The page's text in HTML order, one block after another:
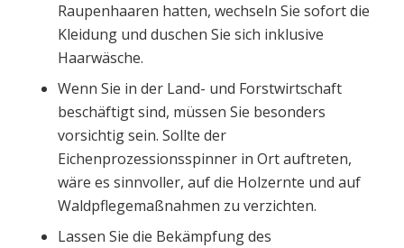
Raupenhaaren hatten, wechseln Sie sofort die
Kleidung und duschen Sie sich inklusive
Haarwäsche.
Wenn Sie in der Land- und Forstwirtschaft
beschäftigt sind, müssen Sie besonders
vorsichtig sein. Sollte der
Eichenprozessionsspinner in Ort auftreten,
wäre es sinnvoller, auf die Holzernte und auf
Waldpflegemaßnahmen zu verzichten.
Lassen Sie die Bekämpfung des